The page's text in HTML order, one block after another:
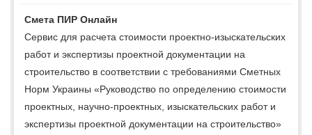
Смета ПИР Онлайн
Сервис для расчета стоимости проектно-изыскательских
работ и экспертизы проектной документации на
строительство в соответствии с требованиями Сметных
Норм Украины «Руководство по определению стоимости
проектных, научно-проектных, изыскательских работ и
экспертизы проектной документации на строительство»